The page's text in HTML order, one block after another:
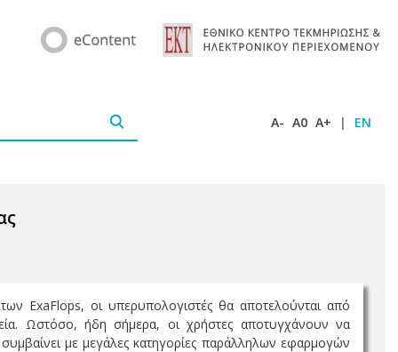
A- A0 A+ | EN
ExaFlops, οι υπερυπολογιστές θα αποτελούνται από
Ωστόσο, ήδη σήμερα, οι χρήστες αποτυγχάνουν να
με μεγάλες κατηγορίες παράλληλων εφαρμογών